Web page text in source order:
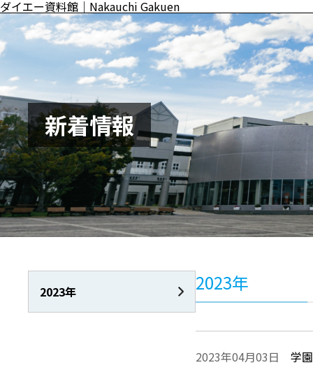
ダイエー資料館｜Nakauchi Gakuen
新着情報
2023年 2023年
2023年04月03日 学